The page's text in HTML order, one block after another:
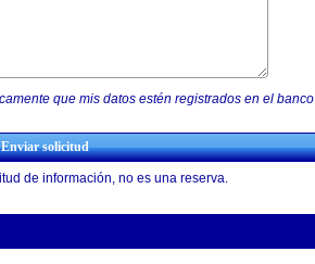
que mis datos estén registrados en el banco
de información, no es una reserva.